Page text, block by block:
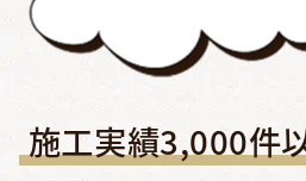
施工実績3,000件